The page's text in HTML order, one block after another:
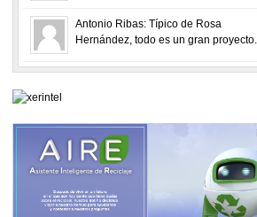
Antonio Ribas: Típico de Rosa
Hernández, todo es un gran proyecto...